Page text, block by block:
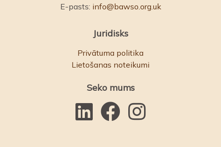
E-pasts: info@bawso.org.uk
Juridisks
Privātuma politika
Lietošanas noteikumi
Seko mums